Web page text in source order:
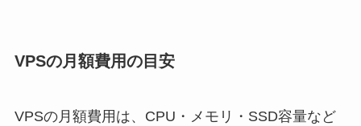
VPSの月額費用の目安
VPSの月額費用は、CPU・メモリ・SSD容量など